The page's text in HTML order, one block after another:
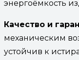
энергоёмкость
Качество и
механическим
устойчив к